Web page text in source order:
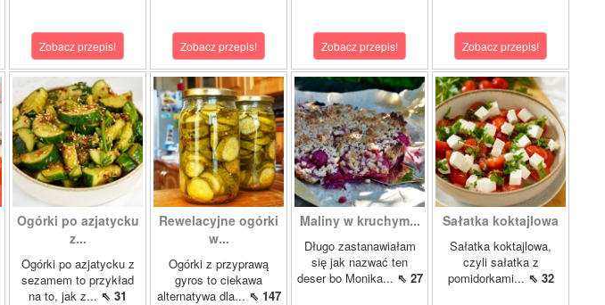
Zobacz przepis! Zobacz przepis! Zobacz przepis! Zobacz przepis!
Ogórki po azjatycku
z...
Ogórki po azjatycku z
sezamem to przykład
na to, jak z... ⇖ 31
Rewelacyjne ogórki
w...
Ogórki z przyprawą
gyros to ciekawa
alternatywa dla... ⇖ 147
Maliny w kruchym...
Długo zastanawiałam
się jak nazwać ten
deser bo Monika... ⇖ 27
Sałatka koktajlowa
Sałatka koktajlowa,
czyli sałatka z
pomidorkami... ⇖ 32